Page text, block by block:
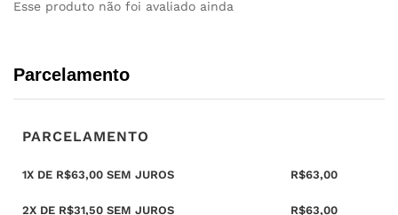
Esse produto não foi avaliado ainda
Parcelamento
PARCELAMENTO
1X DE R$63,00 SEM JUROS R$63,00
2X DE R$31,50 SEM JUROS R$63,00